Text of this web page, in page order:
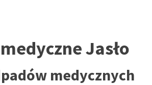
Jasło
medycznych